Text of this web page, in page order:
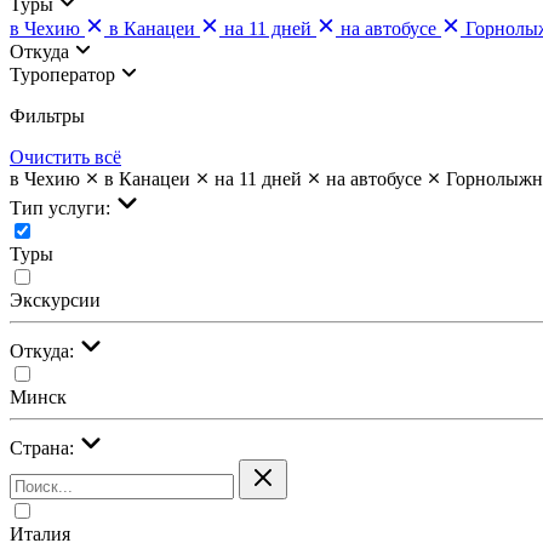
в Чехию
в Канацеи на 11 дней на автобусе
Откуда
Туроператор
Фильтры
Очистить всё
в Чехию
в Канацеи на 11 дней на автобусе
Тип услуги:
Туры
Экскурсии
Откуда:
Минск
Страна:
Италия